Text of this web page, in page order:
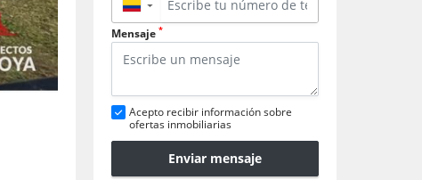
▼
Mensaje *
Acepto recibir información sobre
ofertas inmobiliarias
Enviar mensaje